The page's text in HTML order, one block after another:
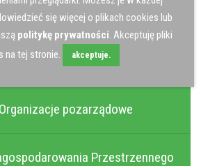
Gospodarka Ściekowa
Odpady komunalne
pozarządowe
Przestrzennego
się więcej o plikach cookies lub
politykę prywatności. Akceptuję pliki
na tej stronie.
akceptuje.